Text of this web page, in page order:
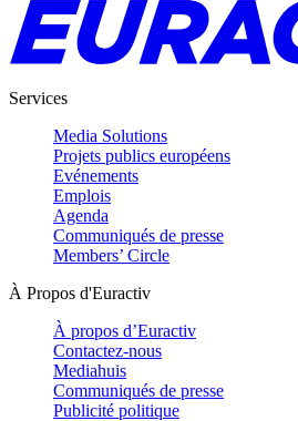
Services
Media Solutions
Projets publics européens
Evénements
Emplois
Agenda
Communiqués de presse
Members’ Circle
À Propos d'Euractiv
À propos d’Euractiv
Contactez-nous
Mediahuis
Communiqués de presse
Publicité politique